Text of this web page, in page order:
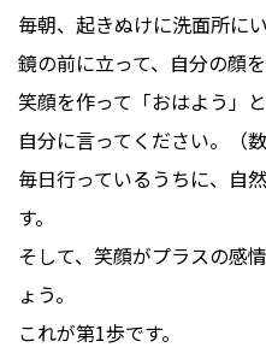
毎朝、起きぬけに洗面所にい
鏡の前に立って、自分の顔
笑顔を作って「おはよう」と
自分に言ってください。（数
毎日行っているうちに、自
す。
そして、笑顔がプラスの感
ょう。
これが第1歩です。